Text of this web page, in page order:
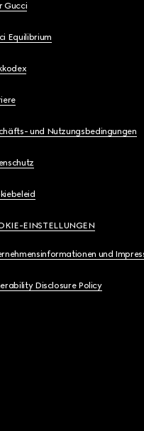
Gucci
Equilibrium
und Nutzungsbedingungen
EINSTELLUNGEN
und
Disclosure Policy